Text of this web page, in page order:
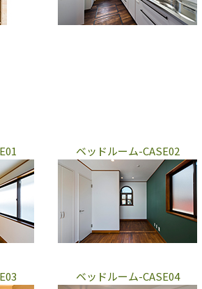
ベッドルーム-CASE02
ベッドルーム-CASE04